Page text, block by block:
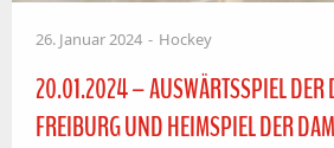
26. Januar 2024 Hockey
20.01.2024 – AUSWÄRTSSPIEL DER
FREIBURG UND HEIMSPIEL DER